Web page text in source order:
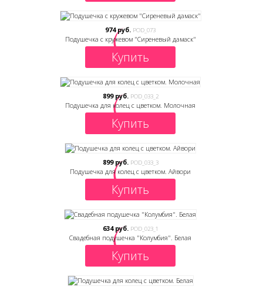
974 руб. POD_073
Подушечка с кружевом "Сиреневый дамаск"
Купить
899 руб. POD_033_2
Подушечка для колец с цветком. Молочная
Купить
899 руб. POD_033_3
Подушечка для колец с цветком. Айвори
Купить
634 руб. POD_023_1
Свадебная подушечка "Колумбия". Белая
Купить